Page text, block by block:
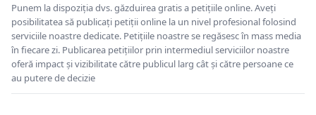
Punem la dispoziția dvs. găzduirea gratis a petițiile online. Aveți
posibilitatea să publicați petiții online la un nivel profesional folosind
serviciile noastre dedicate. Petițiile noastre se regăsesc în mass media
în fiecare zi. Publicarea petițiilor prin intermediul serviciilor noastre
oferă impact și vizibilitate către publicul larg cât și către persoane ce
au putere de decizie